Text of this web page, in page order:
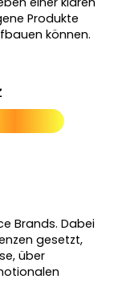
Produkte
können.
Brands. Dabei
gesetzt,
über